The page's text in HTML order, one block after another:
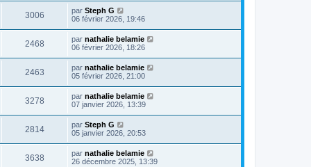
3006 par Steph G
06 février 2026, 19:46
2468 par nathalie belamie
06 février 2026, 18:26
2463 par nathalie belamie
05 février 2026, 21:00
3278 par nathalie belamie
07 janvier 2026, 13:39
2814 par Steph G
05 janvier 2026, 20:53
3638 par nathalie belamie
26 décembre 2025, 13:39